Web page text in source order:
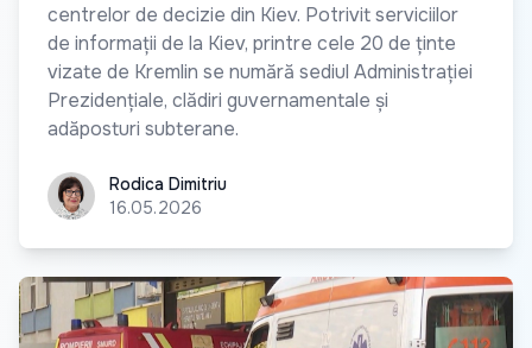
centrelor de decizie din Kiev. Potrivit serviciilor
de informații de la Kiev, printre cele 20 de ținte
vizate de Kremlin se numără sediul Administrației
Prezidențiale, clădiri guvernamentale și
adăposturi subterane.
Rodica Dimitriu
Rodica Dimitriu
16.05.2026